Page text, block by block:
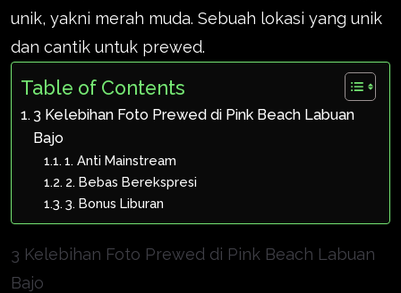
unik, yakni merah muda. Sebuah lokasi yang unik
dan cantik untuk prewed.
Table of Contents
3 Kelebihan Foto Prewed di Pink Beach Labuan
Bajo
1. Anti Mainstream
2. Bebas Berekspresi
3. Bonus Liburan
3 Kelebihan Foto Prewed di Pink Beach Labuan
Bajo